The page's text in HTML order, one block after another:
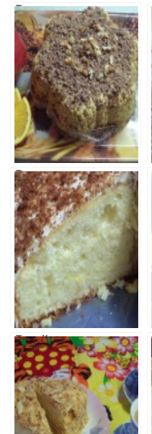
Торт
Королевский (2
вариант)
Торт
Муравейник
Торт-Кекс с
белково –
лимонным
кремом